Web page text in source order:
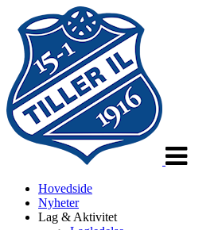
Hovedside
Nyheter
Lag & Aktivitet